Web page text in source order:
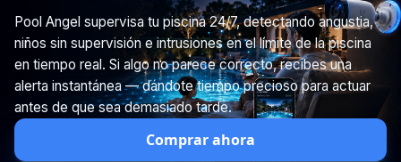
Pool Angel supervisa tu piscina 24/7, detectando angustia,
niños sin supervisión e intrusiones en el límite de la piscina
en tiempo real. Si algo no parece correcto, recibes una
alerta instantánea — dándote tiempo precioso para actuar
antes de que sea demasiado tarde.
Comprar ahora